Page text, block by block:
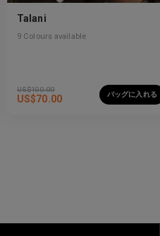
Talani
9 Colours available
US$100.00
US$70.00 バッグに入れる